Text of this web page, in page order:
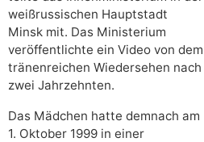
weißrussischen Hauptstadt
Minsk mit. Das Ministerium
veröffentlichte ein Video von dem
tränenreichen Wiedersehen nach
zwei Jahrzehnten.
Das Mädchen hatte demnach am
1. Oktober 1999 in einer